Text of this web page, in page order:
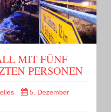
MIT FÜNF
PERSONEN
5. Dezember